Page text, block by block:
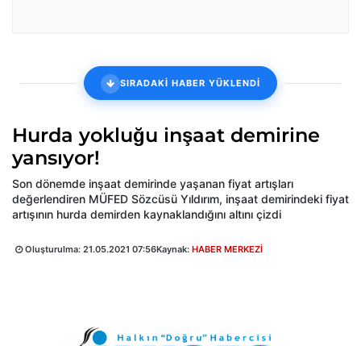
SIRADAKİ HABER YÜKLENDİ
Hurda yokluğu inşaat demirine
yansıyor!
Son dönemde inşaat demirinde yaşanan fiyat artışları
değerlendiren MÜFED Sözcüsü Yıldırım, inşaat demirindeki fiyat
artışının hurda demirden kaynaklandığını altını çizdi
Oluşturulma: 21.05.2021 07:56Kaynak: HABER MERKEZİ